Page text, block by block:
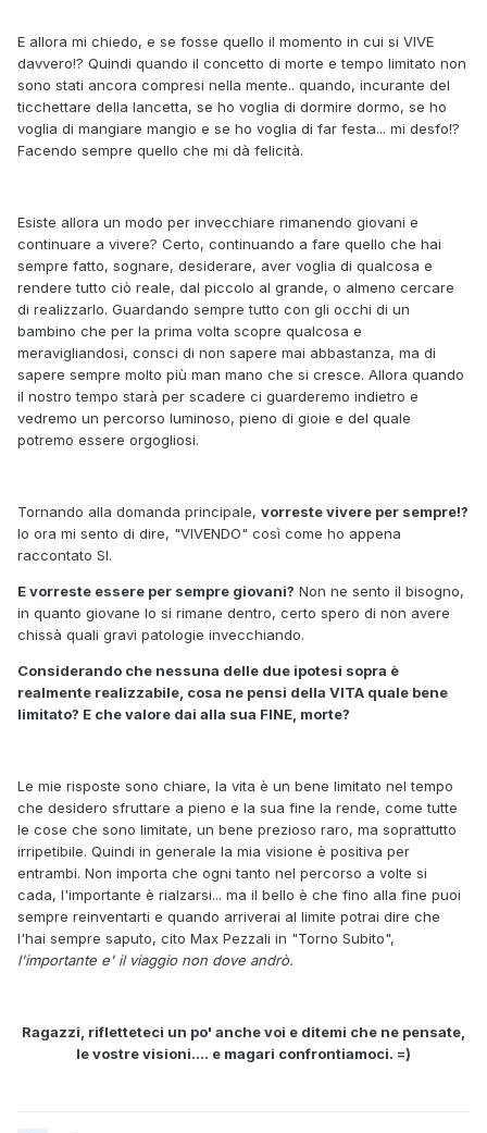
E allora mi chiedo, e se fosse quello il momento in cui si VIVE
davvero!? Quindi quando il concetto di morte e tempo limitato non
sono stati ancora compresi nella mente.. quando, incurante del
ticchettare della lancetta, se ho voglia di dormire dormo, se ho
voglia di mangiare mangio e se ho voglia di far festa... mi desfo!?
Facendo sempre quello che mi dà felicità.
Esiste allora un modo per invecchiare rimanendo giovani e
continuare a vivere? Certo, continuando a fare quello che hai
sempre fatto, sognare, desiderare, aver voglia di qualcosa e
rendere tutto ciò reale, dal piccolo al grande, o almeno cercare
di realizzarlo. Guardando sempre tutto con gli occhi di un
bambino che per la prima volta scopre qualcosa e
meravigliandosi, consci di non sapere mai abbastanza, ma di
sapere sempre molto più man mano che si cresce. Allora quando
il nostro tempo starà per scadere ci guarderemo indietro e
vedremo un percorso luminoso, pieno di gioie e del quale
potremo essere orgogliosi.
Tornando alla domanda principale, vorreste vivere per sempre!?
Io ora mi sento di dire, "VIVENDO" così come ho appena
raccontato SI.
E vorreste essere per sempre giovani? Non ne sento il bisogno,
in quanto giovane lo si rimane dentro, certo spero di non avere
chissà quali gravi patologie invecchiando.
Considerando che nessuna delle due ipotesi sopra è
realmente realizzabile, cosa ne pensi della VITA quale bene
limitato? E che valore dai alla sua FINE, morte?
Le mie risposte sono chiare, la vita è un bene limitato nel tempo
che desidero sfruttare a pieno e la sua fine la rende, come tutte
le cose che sono limitate, un bene prezioso raro, ma soprattutto
irripetibile. Quindi in generale la mia visione è positiva per
entrambi. Non importa che ogni tanto nel percorso a volte si
cada, l'importante è rialzarsi... ma il bello è che fino alla fine puoi
sempre reinventarti e quando arriverai al limite potrai dire che
l'hai sempre saputo, cito Max Pezzali in "Torno Subito",
l'importante e' il viaggio non dove andrò.
Ragazzi, rifletteteci un po' anche voi e ditemi che ne pensate,
le vostre visioni.... e magari confrontiamoci. =)